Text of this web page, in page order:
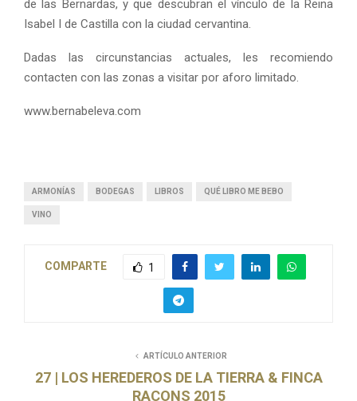
de las Bernardas, y que descubran el vínculo de la Reina
Isabel I de Castilla con la ciudad cervantina.
Dadas las circunstancias actuales, les recomiendo
contacten con las zonas a visitar por aforo limitado.
www.bernabeleva.com
ARMONÍAS BODEGAS LIBROS QUÉ LIBRO ME BEBO
VINO
COMPARTE 1
ARTÍCULO ANTERIOR
27 | LOS HEREDEROS DE LA TIERRA & FINCA
RACONS 2015